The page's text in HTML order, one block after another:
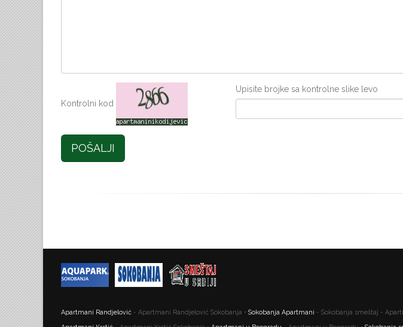
Kontrolni kod
Upisite brojke sa kontrolne slike levo
POŠALJI
Apartmani Randjelović - Apartmani Randjelović Sokobanja • Sokobanja Apartmani - Sokobanja smeštaj -